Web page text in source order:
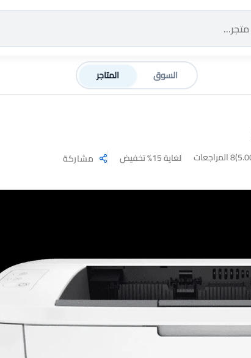
السوق المتاجر
8 المراجعات لغاية 15% تخفيض مشاركة